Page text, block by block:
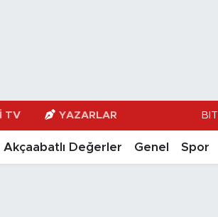
TV YAZARLAR
Akçaabatlı Değerler Genel Spor